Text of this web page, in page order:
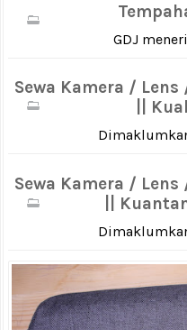
GDJ
Sewa Kamera /
||
Sewa Kamera /
||